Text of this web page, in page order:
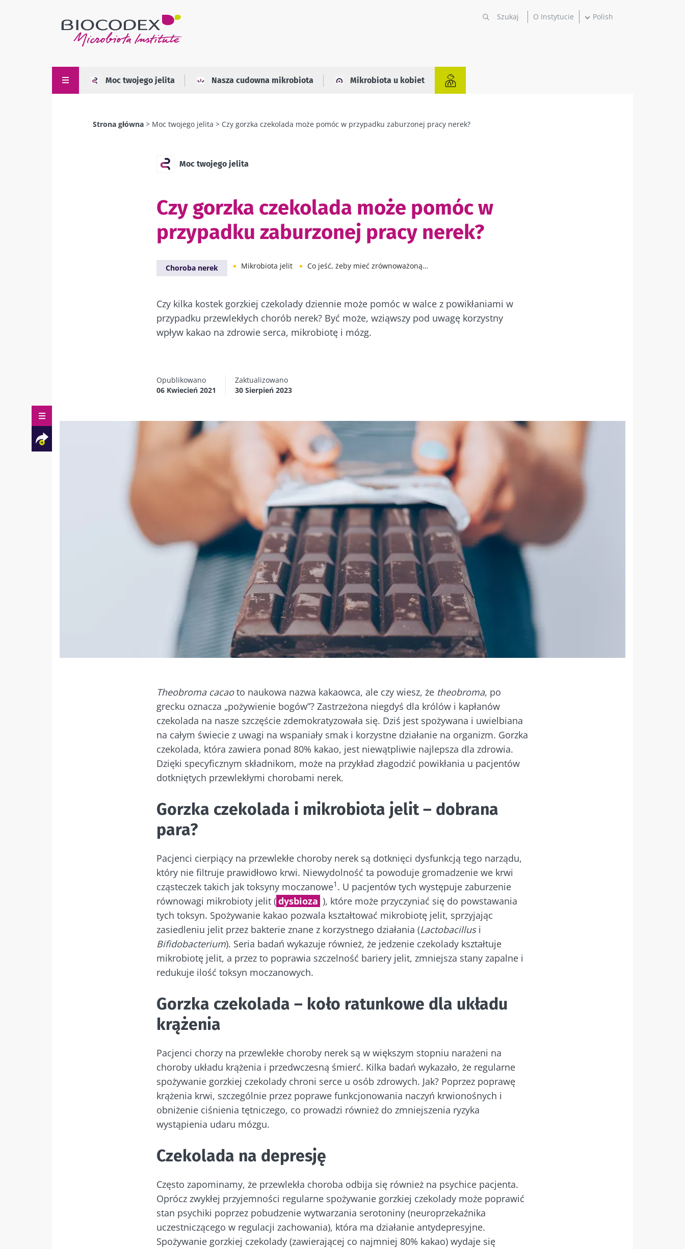
O Instytucie Polish
Moc twojego jelita Nasza cudowna mikrobiota Mikrobiota u kobiet
Strona główna Moc twojego jelita Czy gorzka czekolada może pomóc w przypadku zaburzonej pracy nerek?
Moc twojego jelita
Czy gorzka czekolada może pomóc w
przypadku zaburzonej pracy nerek?
Choroba nerek Mikrobiota jelit Co jeść, żeby mieć zrównoważoną mikrobiotę?
Czy kilka kostek gorzkiej czekolady dziennie może pomóc w walce z powikłaniami w
przypadku przewlekłych chorób nerek? Być może, wziąwszy pod uwagę korzystny
wpływ kakao na zdrowie serca, mikrobiotę i mózg.
Twitter
Mail
Opublikowano
06 Kwiecień 2021
Zaktualizowano
30 Sierpień 2023
Theobroma cacaoto naukowa nazwa kakaowca, ale czy wiesz, że theobroma, po
grecku oznacza „pożywienie bogów”? Zastrzeżona niegdyś dla królów i kapłanów
czekolada na nasze szczęście zdemokratyzowała się. Dziś jest spożywana i uwielbiana
na całym świecie z uwagi na wspaniały smak i korzystne działanie na organizm. Gorzka
czekolada, która zawiera ponad 80% kakao, jest niewątpliwie najlepsza dla zdrowia.
Dzięki specyficznym składnikom, może na przykład złagodzić powikłania u pacjentów
dotkniętych przewlekłymi chorobami nerek.
Gorzka czekolada i mikrobiota jelit – dobrana
para?
Pacjenci cierpiący na przewlekłe choroby nerek są dotknięci dysfunkcją tego narządu,
który nie filtruje prawidłowo krwi. Niewydolność ta powoduje gromadzenie we krwi
cząsteczek takich jak toksyny moczanowe1 . U pacjentów tych występuje zaburzenie
równowagi mikrobioty jelit (dysbioza ), które może przyczyniać się do powstawania
tych toksyn. Spożywanie kakao pozwala kształtować mikrobiotę jelit, sprzyjając
zasiedleniu jelit przez bakterie znane z korzystnego działania (Lactobacillusi
Bifidobacterium). Seria badań wykazuje również, że jedzenie czekolady kształtuje
mikrobiotę jelit, a przez to poprawia szczelność bariery jelit, zmniejsza stany zapalne i
redukuje ilość toksyn moczanowych.
Gorzka czekolada – koło ratunkowe dla układu
krążenia
Pacjenci chorzy na przewlekłe choroby nerek są w większym stopniu narażeni na
choroby układu krążenia i przedwczesną śmierć. Kilka badań wykazało, że regularne
spożywanie gorzkiej czekolady chroni serce u osób zdrowych. Jak? Poprzez poprawę
krążenia krwi, szczególnie przez poprawe funkcjonowania naczyń krwionośnych i
obniżenie ciśnienia tętniczego, co prowadzi również do zmniejszenia ryzyka
wystąpienia udaru mózgu.
Czekolada na depresję
Często zapominamy, że przewlekła choroba odbija się również na psychice pacjenta.
Oprócz zwykłej przyjemności regularne spożywanie gorzkiej czekolady może poprawić
stan psychiki poprzez pobudzenie wytwarzania serotoniny (neuroprzekaźnika
uczestniczącego w regulacji zachowania), która ma działanie antydepresyjne.
Spożywanie gorzkiej czekolady (zawierającej co najmniej 80% kakao) wydaje się
Przekierowanie
Zostać przekierowany
Pobyt na stronie internetowej Instytutu Microbiota BioCodex
Bądź na bieżąco
Dołącz do społeczności mikrobioty i raz w miesiącu odbieraj „The Essential”, aby
być na bieżąco z najnowszymi informacjami o mikrobiocie
Chcę zaprenumerować inne wiadomości z Biocodexu
Zapoznałem się i akceptujęogólne warunki korzystaniaipolityka ochrony danych
osobowychBiocodex Microbiota Institute.
* Pole obowiązkowe
BMI 20-35
Nie odchodź tak szybko!
Dołącz do społeczności mikrobioty i raz w miesiącu odbieraj „The Essential”, aby
Chcę zaprenumerować inne wiadomości z Biocodexu
Zapoznałem się i akceptujęogólne warunki korzystaniaipolityka ochrony danych
osobowychBiocodex Microbiota Institute.
* Pole obowiązkowe
BMI 20-35
Więcej informacji
Kefir – naturalny
sprzymierzeniec
mikrobioty?
Jogurty – wspaniali
sprzymierzeńcy
mikrobiomu
jelitowego